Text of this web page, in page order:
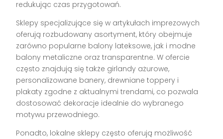
redukując czas przygotowań.
Sklepy specjalizujące się w artykułach imprezowych
oferują rozbudowany asortyment, który obejmuje
zarówno popularne balony lateksowe, jak i modne
balony metaliczne oraz transparentne. W ofercie
często znajdują się także girlandy ażurowe,
personalizowane banery, drewniane toppery i
plakaty zgodne z aktualnymi trendami, co pozwala
dostosować dekoracje idealnie do wybranego
motywu przewodniego.
Ponadto, lokalne sklepy często oferują możliwość